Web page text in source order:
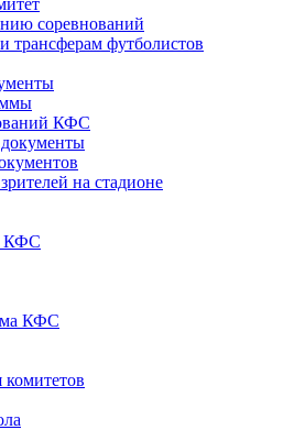
соревнований
трансферам футболистов
КФС
на стадионе
КФС
КФС